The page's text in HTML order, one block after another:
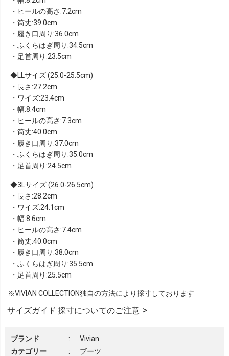
・ヒールの高さ:7.2cm
・筒丈:39.0cm
・履き口周り:36.0cm
・ふくらはぎ周り:34.5cm
・足首周り:23.5cm
LLサイズ (25.0-25.5cm)
・長さ:27.2cm
・ワイズ:23.4cm
・幅:8.4cm
・ヒールの高さ:7.3cm
・筒丈:40.0cm
・履き口周り:37.0cm
・ふくらはぎ周り:35.0cm
・足首周り:24.5cm
3Lサイズ (26.0-26.5cm)
・長さ:28.2cm
・ワイズ:24.1cm
・幅:8.6cm
・ヒールの高さ:7.4cm
・筒丈:40.0cm
・履き口周り:38.0cm
・ふくらはぎ周り:35.5cm
・足首周り:25.5cm
※VIVIAN COLLECTION独自の方法により採寸しております
サイズガイド:採寸についてのご注意
ブランド :
Vivian
カテゴリー
:
ブーツ